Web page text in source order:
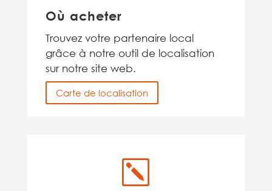
Où acheter
Trouvez votre partenaire local
grâce à notre outil de localisation
sur notre site web.
Carte de localisation
k